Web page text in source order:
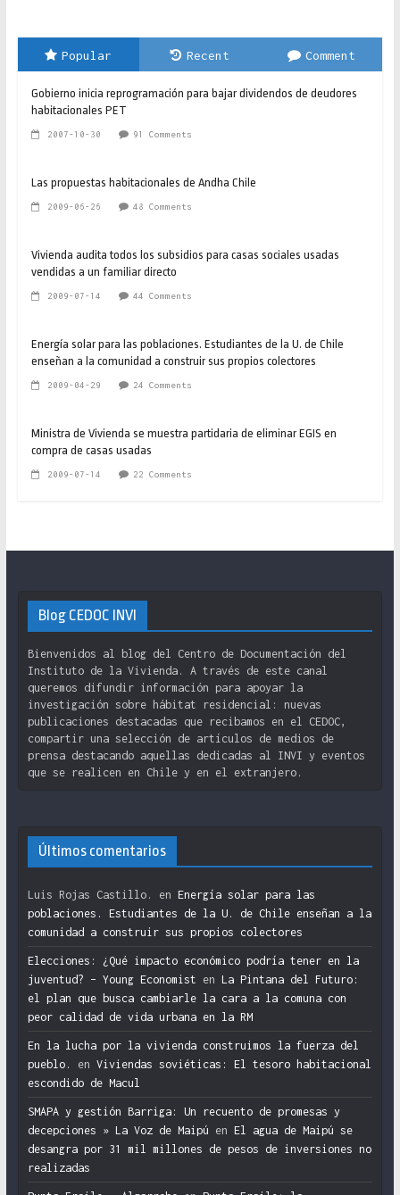
Popular Recent Comment
Gobierno inicia reprogramación para bajar dividendos de deudores
habitacionales PET
2007-10-30 91 Comments
Las propuestas habitacionales de Andha Chile
2009-06-26 48 Comments
Vivienda audita todos los subsidios para casas sociales usadas
vendidas a un familiar directo
2009-07-14 44 Comments
Energía solar para las poblaciones. Estudiantes de la U. de Chile
enseñan a la comunidad a construir sus propios colectores
2009-04-29 24 Comments
Ministra de Vivienda se muestra partidaria de eliminar EGIS en
compra de casas usadas
2009-07-14 22 Comments
Blog CEDOC INVI
Bienvenidos al blog del Centro de Documentación del
Instituto de la Vivienda. A través de este canal
queremos difundir información para apoyar la
investigación sobre hábitat residencial: nuevas
publicaciones destacadas que recibamos en el CEDOC,
compartir una selección de artículos de medios de
prensa destacando aquellas dedicadas al INVI y eventos
que se realicen en Chile y en el extranjero.
Últimos comentarios
Luis Rojas Castillo. en Energía solar para las
poblaciones. Estudiantes de la U. de Chile enseñan a la
comunidad a construir sus propios colectores
Elecciones: ¿Qué impacto económico podría tener en la
juventud? – Young Economist en La Pintana del Futuro:
el plan que busca cambiarle la cara a la comuna con
peor calidad de vida urbana en la RM
En la lucha por la vivienda construimos la fuerza del
pueblo.
en Viviendas soviéticas: El tesoro habitacional
escondido de Macul
SMAPA y gestión Barriga: Un recuento de promesas y
decepciones » La Voz de Maipú en El agua de Maipú se
desangra por 31 mil millones de pesos de inversiones no
realizadas